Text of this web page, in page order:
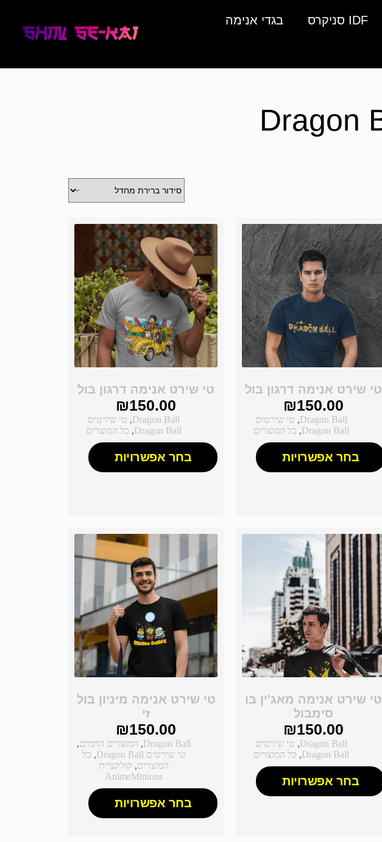
IDF סניקרס בגדי אנימה
טי שירט אנימה דרגון בול
₪150.00
Dragon Ball
, טי שירטים
Dragon Ball
, כל המוצרים
בחר אפשרויות
טי שירט אנימה דרגון בול
₪150.00
Dragon Ball
, טי שירטים
Dragon Ball
, כל המוצרים
בחר אפשרויות
טי שירט אנימה מאג'ין בו
סימבול
₪150.00
Dragon Ball
, טי שירטים
Dragon Ball
, כל המוצרים
בחר אפשרויות
טי שירט אנימה מיניון בול
זי
₪150.00
Dragon Ball
, המוצרים החמים,
טי שירטים Dragon Ball
, כל
המוצרים, קולקציית
AnimeMinions
בחר אפשרויות